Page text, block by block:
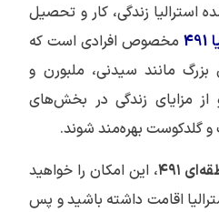
زندگی، کار و تحصیل
مخصوص افرادی است که
مانند سیدنی، ملبورن و
از مزایای زندگی در بخش‌های
و گلدکوست بهره‌مند شوند.
۴۹۱، این امکان را خواهید
5 سال در استرالیا اقامت داشته باشید و پس